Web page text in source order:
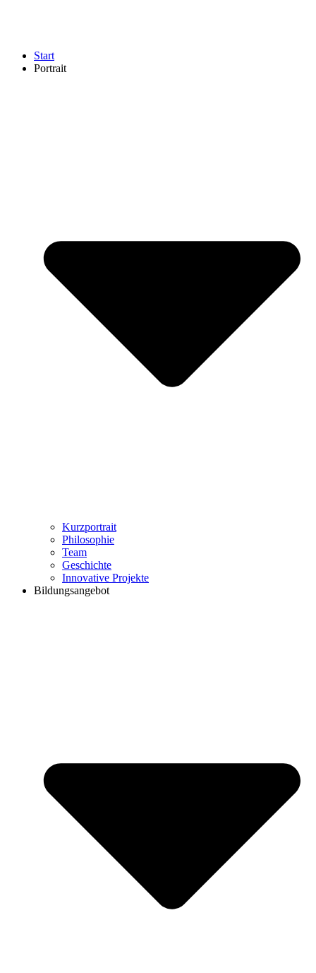
Start
Portrait
Kurzportrait
Philosophie
Team
Geschichte
Innovative Projekte
Bildungsangebot